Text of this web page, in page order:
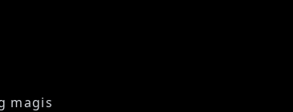
magis